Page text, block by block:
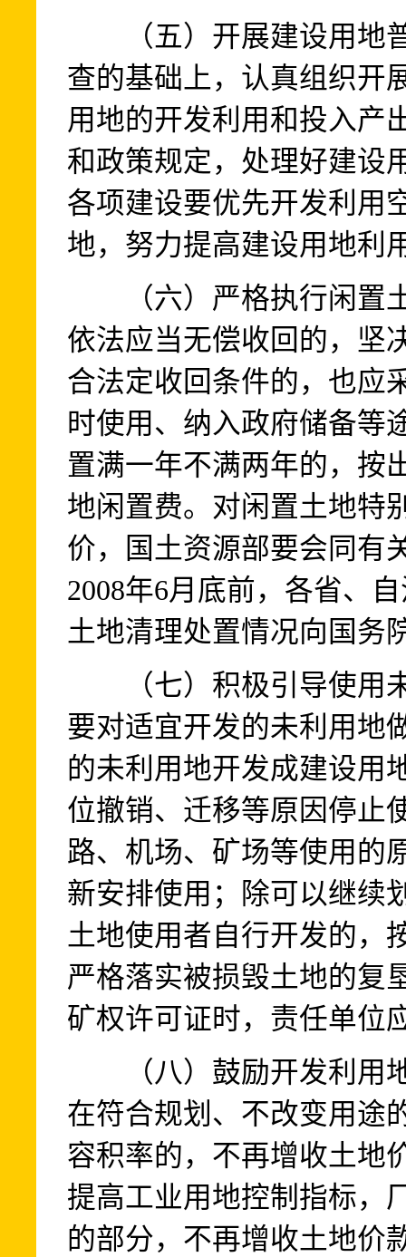
（五）开展建设用地普
查的基础上，认真组织开
用地的开发利用和投入产
和政策规定，处理好建设
各项建设要优先开发利用
地，努力提高建设用地利
（六）严格执行闲置土
依法应当无偿收回的，坚
合法定收回条件的，也应
时使用、纳入政府储备等
置满一年不满两年的，按
地闲置费。对闲置土地特
价，国土资源部要会同有
2008年6月底前，各省、
土地清理处置情况向国务
（七）积极引导使用未
要对适宜开发的未利用地
的未利用地开发成建设用
位撤销、迁移等原因停止
路、机场、矿场等使用的
新安排使用；除可以继续
土地使用者自行开发的，
严格落实被损毁土地的复
矿权许可证时，责任单位
（八）鼓励开发利用地
在符合规划、不改变用途
容积率的，不再增收土地
提高工业用地控制指标，
的部分，不再增收土地价